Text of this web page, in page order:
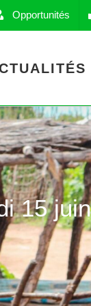
Opportunités
15